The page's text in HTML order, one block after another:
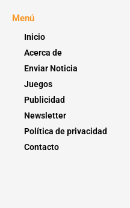
Menú
Inicio
Acerca de
Enviar Noticia
Juegos
Publicidad
Newsletter
Política de privacidad
Contacto